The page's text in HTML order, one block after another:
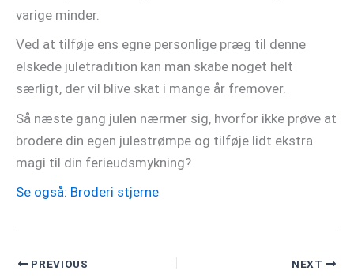
varige minder.
Ved at tilføje ens egne personlige præg til denne
elskede juletradition kan man skabe noget helt
særligt, der vil blive skat i mange år fremover.
Så næste gang julen nærmer sig, hvorfor ikke prøve at
brodere din egen julestrømpe og tilføje lidt ekstra
magi til din ferieudsmykning?
Se også: Broderi stjerne
PREVIOUS NEXT